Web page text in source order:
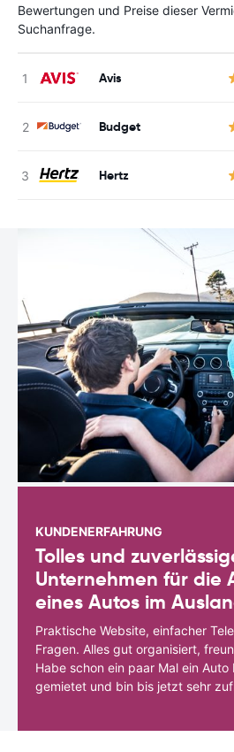
Bewertungen und Preise dieser
Suchanfrage.
Avis
Budget
Hertz
KUNDENERFAHRUNG
Tolles und
Unternehmen für die
eines Autos im
Praktische Website, einfacher
Fragen. Alles gut organisiert,
Habe schon ein paar Mal ein Auto
gemietet und bin bis jetzt sehr